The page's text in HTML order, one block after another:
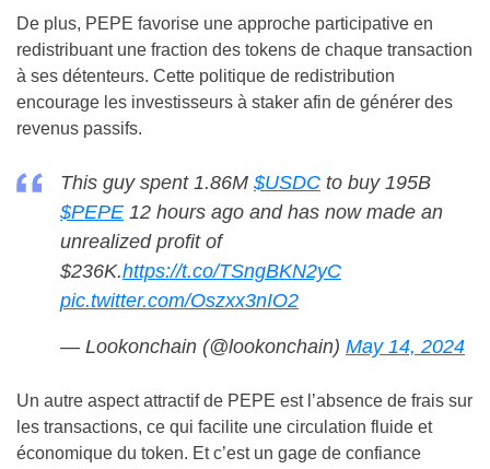
De plus, PEPE favorise une approche participative en
redistribuant une fraction des tokens de chaque transaction
à ses détenteurs. Cette politique de redistribution
encourage les investisseurs à staker afin de générer des
revenus passifs.
This guy spent 1.86M $USDC to buy 195B
$PEPE 12 hours ago and has now made an
unrealized profit of
$236K.https://t.co/TSngBKN2yC
pic.twitter.com/Oszxx3nIO2
— Lookonchain (@lookonchain) May 14, 2024
Un autre aspect attractif de PEPE est l’absence de frais sur
les transactions, ce qui facilite une circulation fluide et
économique du token. Et c’est un gage de confiance